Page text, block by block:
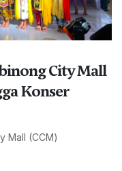
City Mall
Konser
Mall (CCM)